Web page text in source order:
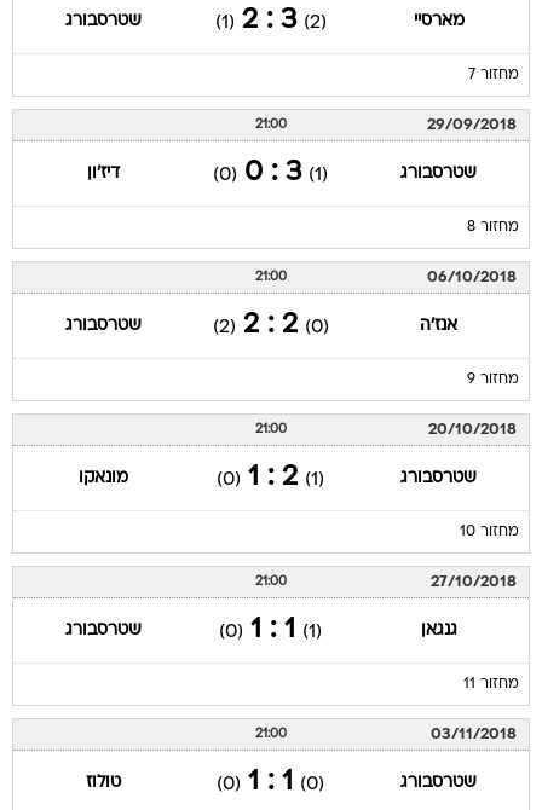
מארסיי (2)
3 : 2
(1) שטרסבורג
מחזור 7
29/09/2018
21:00
שטרסבורג (1)
3 : 0
(0) דיז'ון
מחזור 8
06/10/2018
21:00
אנז'ה (0)
2 : 2
(2) שטרסבורג
מחזור 9
20/10/2018
21:00
שטרסבורג (1)
2 : 1
(0) מונאקו
מחזור 10
27/10/2018
21:00
גנגאן (1)
1 : 1
(0) שטרסבורג
מחזור 11
03/11/2018
21:00
שטרסבורג (0)
1 : 1
(0) טולוז